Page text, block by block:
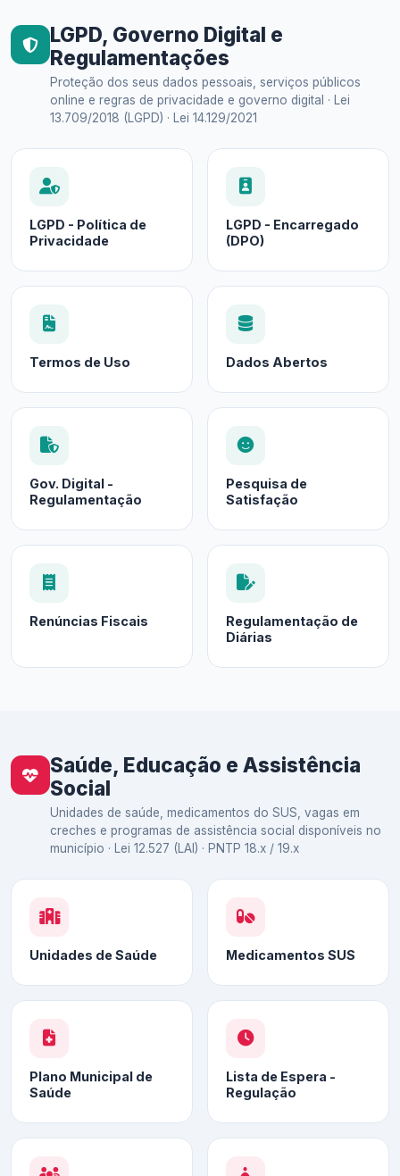
LGPD, Governo Digital e
Regulamentações
Proteção dos seus dados pessoais, serviços públicos
online e regras de privacidade e governo digital · Lei
13.709/2018 (LGPD) · Lei 14.129/2021
LGPD - Política de
Privacidade
LGPD - Encarregado
(DPO)
Termos de Uso Dados Abertos
Gov. Digital -
Regulamentação
Pesquisa de
Satisfação
Renúncias Fiscais
Regulamentação de
Diárias
Saúde, Educação e Assistência
Social
Unidades de saúde, medicamentos do SUS, vagas em
creches e programas de assistência social disponíveis no
município · Lei 12.527 (LAI) · PNTP 18.x / 19.x
Unidades de Saúde Medicamentos SUS
Plano Municipal de
Saúde
Lista de Espera -
Regulação